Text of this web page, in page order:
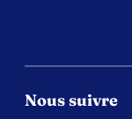
Nous suivre